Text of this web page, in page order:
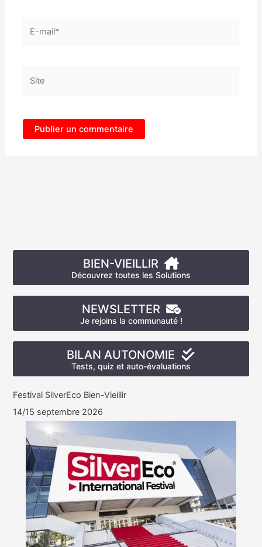
BIEN-VIEILLIR
Découvrez toutes les Solutions
NEWSLETTER
Je rejoins la communauté !
BILAN AUTONOMIE
Tests, quiz et auto-évaluations
Festival SilverEco Bien-Vieillir
14/15 septembre 2026